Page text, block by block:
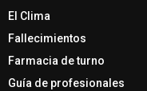
El Clima
Fallecimientos
Farmacia de turno
Guía de profesionales